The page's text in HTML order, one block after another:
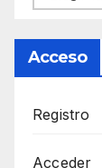
Acceso
Registro
Acceder